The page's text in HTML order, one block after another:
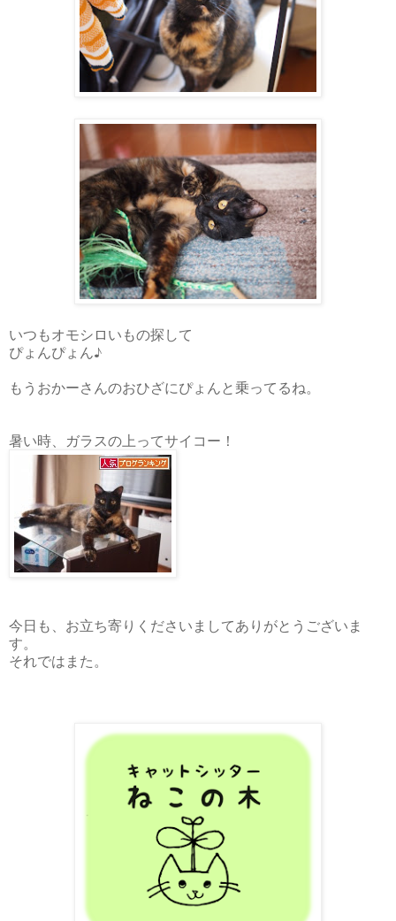
いつもオモシロいもの探して
ぴょんぴょん♪
もうおかーさんのおひざにぴょんと乗ってるね。
暑い時、ガラスの上ってサイコー！
今日も、お立ち寄りくださいましてありがとうございま
す。
それではまた。